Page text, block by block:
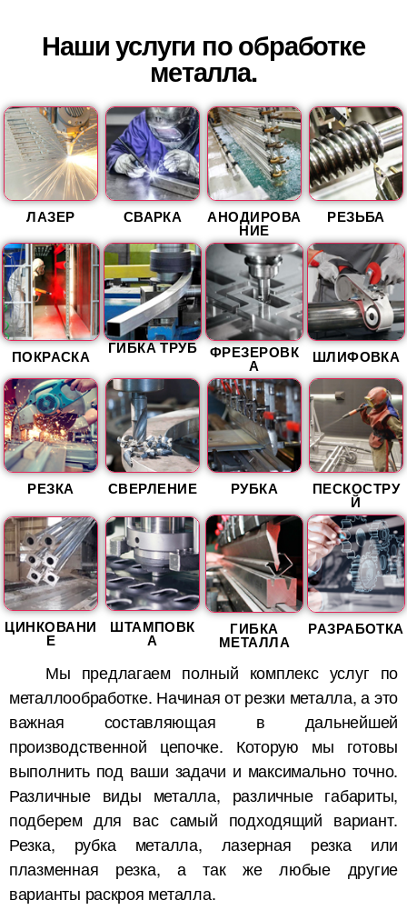
Наши услуги по обработке
металла.
ЛАЗЕР СВАРКА АНОДИРОВА
НИЕ
РЕЗЬБА
ПОКРАСКА ГИБКА ТРУБ ФРЕЗЕРОВК
А ШЛИФОВКА
РЕЗКА СВЕРЛЕНИЕ РУБКА ПЕСКОСТРУ
Й
ЦИНКОВАНИ
Е
ШТАМПОВК
А
ГИБКА
МЕТАЛЛА
РАЗРАБОТКА
Мы предлагаем полный комплекс услуг по
металлообработке. Начиная от резки металла, а это
важная составляющая в дальнейшей
производственной цепочке. Которую мы готовы
выполнить под ваши задачи и максимально точно.
Различные виды металла, различные габариты,
подберем для вас самый подходящий вариант.
Резка, рубка металла, лазерная резка или
плазменная резка, а так же любые другие
варианты раскроя металла.